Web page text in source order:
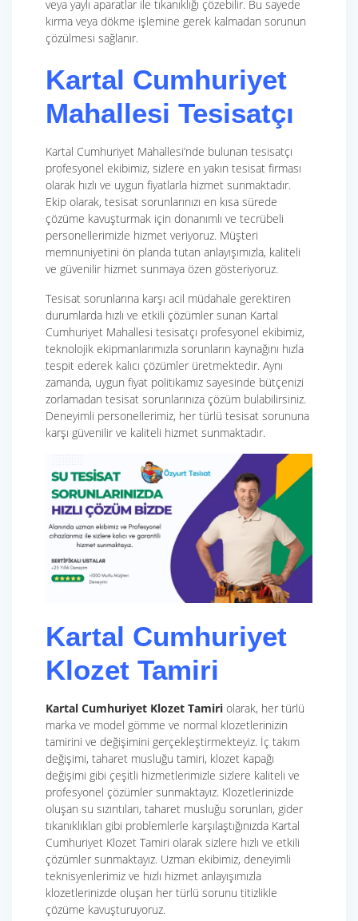
veya yaylı aparatlar ile tıkanıklığı çözebilir. Bu sayede
kırma veya dökme işlemine gerek kalmadan sorunun
çözülmesi sağlanır.
Kartal Cumhuriyet
Mahallesi Tesisatçı
Kartal Cumhuriyet Mahallesi’nde bulunan tesisatçı
profesyonel ekibimiz, sizlere en yakın tesisat firması
olarak hızlı ve uygun fiyatlarla hizmet sunmaktadır.
Ekip olarak, tesisat sorunlarınızı en kısa sürede
çözüme kavuşturmak için donanımlı ve tecrübeli
personellerimizle hizmet veriyoruz. Müşteri
memnuniyetini ön planda tutan anlayışımızla, kaliteli
ve güvenilir hizmet sunmaya özen gösteriyoruz.
Tesisat sorunlarına karşı acil müdahale gerektiren
durumlarda hızlı ve etkili çözümler sunan Kartal
Cumhuriyet Mahallesi tesisatçı profesyonel ekibimiz,
teknolojik ekipmanlarımızla sorunların kaynağını hızla
tespit ederek kalıcı çözümler üretmektedir. Aynı
zamanda, uygun fiyat politikamız sayesinde bütçenizi
zorlamadan tesisat sorunlarınıza çözüm bulabilirsiniz.
Deneyimli personellerimiz, her türlü tesisat sorununa
karşı güvenilir ve kaliteli hizmet sunmaktadır.
Kartal Cumhuriyet
Klozet Tamiri
Kartal Cumhuriyet Klozet Tamiri olarak, her türlü
marka ve model gömme ve normal klozetlerinizin
tamirini ve değişimini gerçekleştirmekteyiz. İç takım
değişimi, taharet musluğu tamiri, klozet kapağı
değişimi gibi çeşitli hizmetlerimizle sizlere kaliteli ve
profesyonel çözümler sunmaktayız. Klozetlerinizde
oluşan su sızıntıları, taharet musluğu sorunları, gider
tıkanıklıkları gibi problemlerle karşılaştığınızda Kartal
Cumhuriyet Klozet Tamiri olarak sizlere hızlı ve etkili
çözümler sunmaktayız. Uzman ekibimiz, deneyimli
teknisyenlerimiz ve hızlı hizmet anlayışımızla
klozetlerinizde oluşan her türlü sorunu titizlikle
çözüme kavuşturuyoruz.